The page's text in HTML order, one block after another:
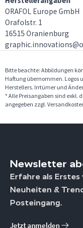
ORAFOL Europe GmbH
Orafolstr. 1
16515 Oranienburg
Bitte beachte: Abbildungen
Haftung übernommen. Logos
Herstellers. Irrtümer und
* Alle Preisangaben sind exkl.
angegeben zzgl.
Newsletter
Erfahre als
Neuheiten &
Posteingang.
Jetzt anmelden